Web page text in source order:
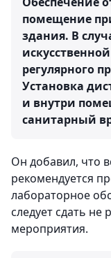
помещение
здания. В
регулярного
Установка
и внутри
санитарный
Он добавил, что
рекомендуется
лабораторное
следует сдать не
мероприятия.